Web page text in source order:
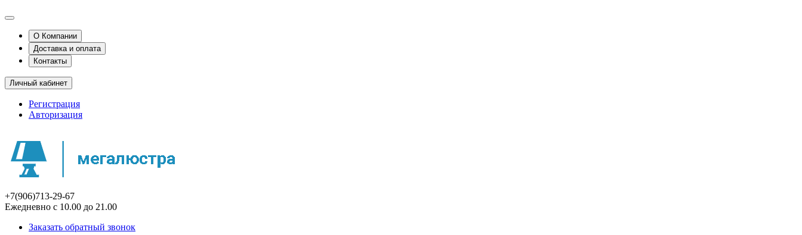
О Компании
Доставка и оплата
Контакты
Личный кабинет
Регистрация
Авторизация
+7(906)713-29-67
Ежедневно с 10.00 до 21.00
Заказать обратный звонок